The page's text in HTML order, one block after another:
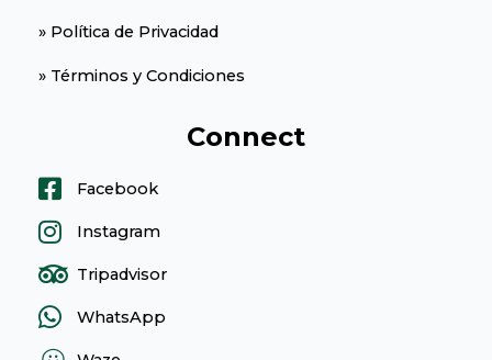
» Política de Privacidad
» Términos y Condiciones
Connect
Facebook
Instagram
Tripadvisor
WhatsApp